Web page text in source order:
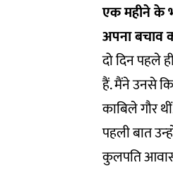
एक महीने के
अपना बचाव
दो दिन पहले
हैं. मैंने उनसे
काबिले गौर
पहली बात
कुलपति